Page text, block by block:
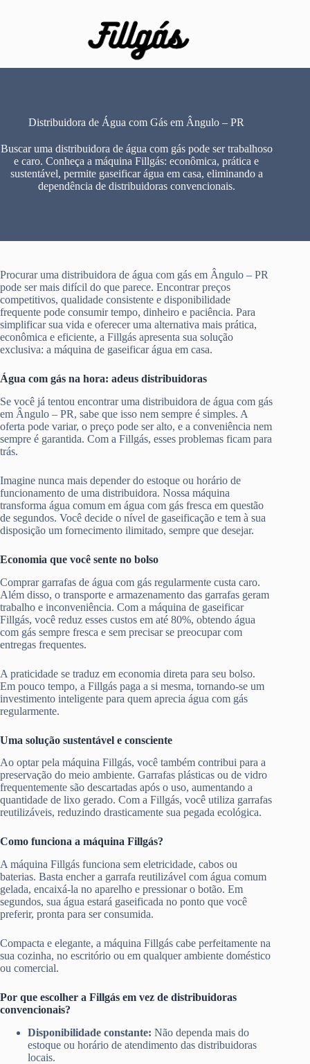
Distribuidora de Água com Gás em Ângulo – PR
Buscar uma distribuidora de água com gás pode ser trabalhoso
e caro. Conheça a máquina Fillgás: econômica, prática e
sustentável, permite gaseificar água em casa, eliminando a
dependência de distribuidoras convencionais.
Procurar uma distribuidora de água com gás em Ângulo – PR
pode ser mais difícil do que parece. Encontrar preços
competitivos, qualidade consistente e disponibilidade
frequente pode consumir tempo, dinheiro e paciência. Para
simplificar sua vida e oferecer uma alternativa mais prática,
econômica e eficiente, a Fillgás apresenta sua solução
exclusiva: a máquina de gaseificar água em casa.
Água com gás na hora: adeus distribuidoras
Se você já tentou encontrar uma distribuidora de água com gás
em Ângulo – PR, sabe que isso nem sempre é simples. A
oferta pode variar, o preço pode ser alto, e a conveniência nem
sempre é garantida. Com a Fillgás, esses problemas ficam para
trás.
Imagine nunca mais depender do estoque ou horário de
funcionamento de uma distribuidora. Nossa máquina
transforma água comum em água com gás fresca em questão
de segundos. Você decide o nível de gaseificação e tem à sua
disposição um fornecimento ilimitado, sempre que desejar.
Economia que você sente no bolso
Comprar garrafas de água com gás regularmente custa caro.
Além disso, o transporte e armazenamento das garrafas geram
trabalho e inconveniência. Com a máquina de gaseificar
Fillgás, você reduz esses custos em até 80%, obtendo água
com gás sempre fresca e sem precisar se preocupar com
entregas frequentes.
A praticidade se traduz em economia direta para seu bolso.
Em pouco tempo, a Fillgás paga a si mesma, tornando-se um
investimento inteligente para quem aprecia água com gás
regularmente.
Uma solução sustentável e consciente
Ao optar pela máquina Fillgás, você também contribui para a
preservação do meio ambiente. Garrafas plásticas ou de vidro
frequentemente são descartadas após o uso, aumentando a
quantidade de lixo gerado. Com a Fillgás, você utiliza garrafas
reutilizáveis, reduzindo drasticamente sua pegada ecológica.
Como funciona a máquina Fillgás?
A máquina Fillgás funciona sem eletricidade, cabos ou
baterias. Basta encher a garrafa reutilizável com água comum
gelada, encaixá-la no aparelho e pressionar o botão. Em
segundos, sua água estará gaseificada no ponto que você
preferir, pronta para ser consumida.
Compacta e elegante, a máquina Fillgás cabe perfeitamente na
sua cozinha, no escritório ou em qualquer ambiente doméstico
ou comercial.
Por que escolher a Fillgás em vez de distribuidoras
convencionais?
Disponibilidade constante: Não dependa mais do
estoque ou horário de atendimento das distribuidoras
locais.